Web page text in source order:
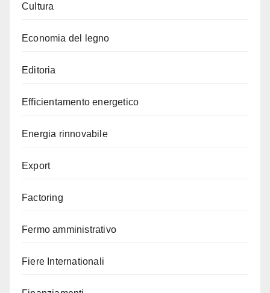
Cultura
Economia del legno
Editoria
Efficientamento energetico
Energia rinnovabile
Export
Factoring
Fermo amministrativo
Fiere Internationali